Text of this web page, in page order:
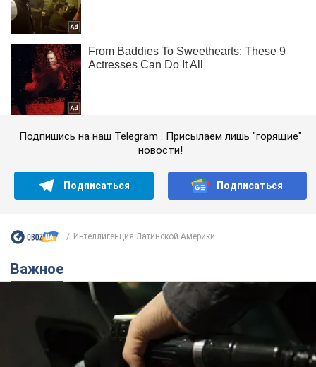
Подпишись на наш Telegram . Присылаем лишь "горящие"
новости!
Подписаться Подписаться
Интеллигенция Латинской Америки...
Важное